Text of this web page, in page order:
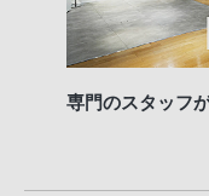
専門のスタッフ